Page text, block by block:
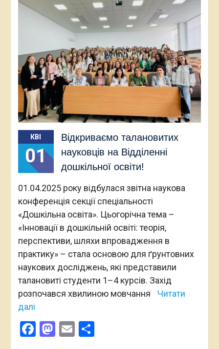
КВІ
01
Відкриваємо талановитих
науковців на Відділенні
дошкільної освіти!
01.04.2025 року відбулася звітна наукова
конференція секції спеціальності
«Дошкільна освіта». Цьогорічна тема –
«Інновації в дошкільній освіті: теорія,
перспективи, шляхи впровадження в
практику» – стала основою для ґрунтовних
наукових досліджень, які представили
талановиті студенти 1–4 курсів. Захід
розпочався хвилиною мовчання
Читати
далі
Facebook
Mastodon
EmailПоділитися